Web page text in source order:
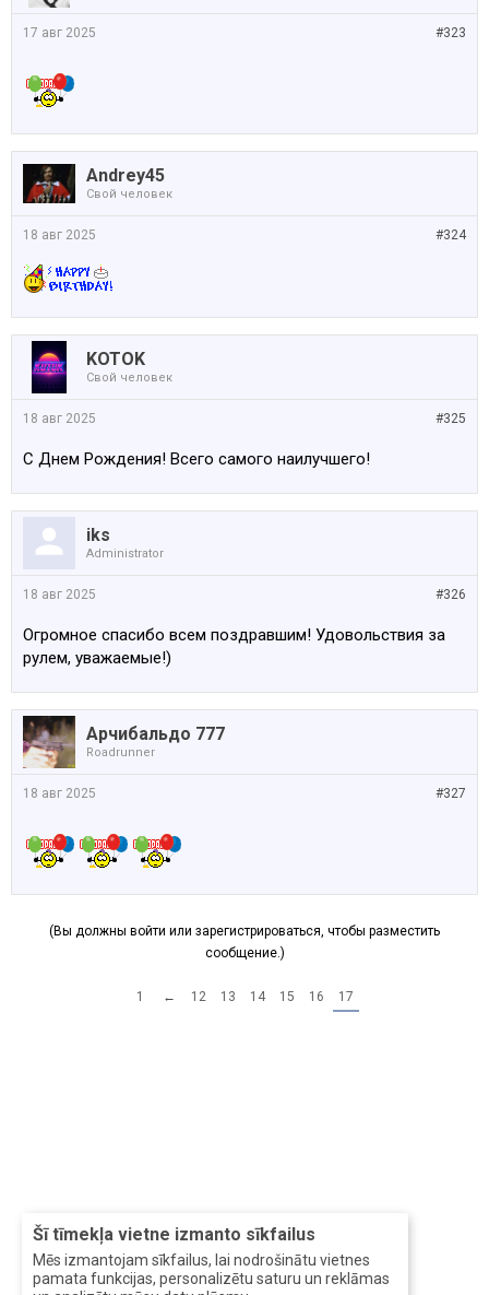
Šī tīmekļa vietne izmanto sīkfailus
Mēs izmantojam sīkfailus, lai nodrošinātu vietnes
pamata funkcijas, personalizētu saturu un reklāmas
#323
17 авг 2025
Andrey45
Свой человек
#324
18 авг 2025
KOTOK
Свой человек
#325
18 авг 2025
С Днем Рождения! Всего самого наилучшего!
iks
Administrator
#326
18 авг 2025
Огромное спасибо всем поздравшим! Удовольствия за
рулем, уважаемые!)
Арчибальдо 777
Roadrunner
#327
18 авг 2025
(Вы должны войти или зарегистрироваться, чтобы разместить
сообщение.)
1 ← 12 13 14 15 16 17